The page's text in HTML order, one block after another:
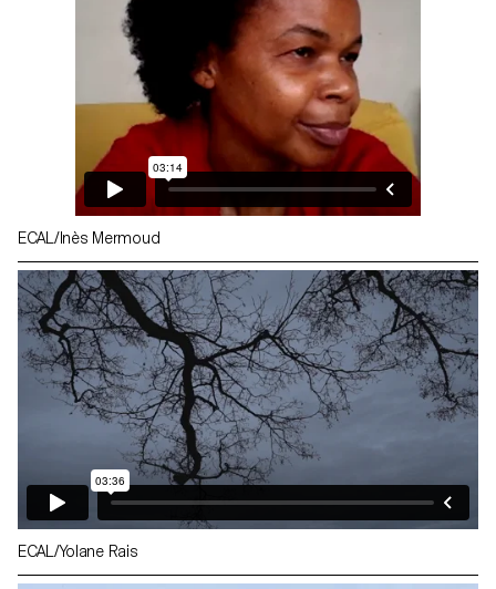
ECAL/Inès Mermoud
ECAL/Yolane Rais